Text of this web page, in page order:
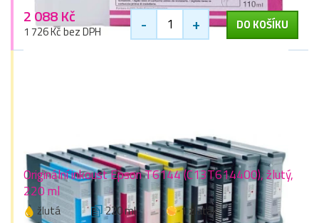
2 088 Kč
1 726 Kč bez DPH - + DO KOŠÍKU
Originální inkoust Epson T6144 (C13T614400), žlutý,
220 ml
žlutá 220 ml
1 zlaťák